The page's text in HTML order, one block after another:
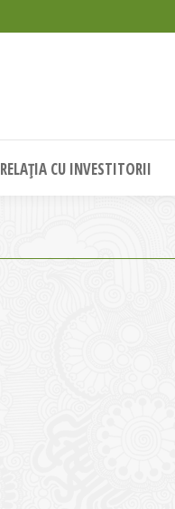
RELAȚIA CU INVESTITORII